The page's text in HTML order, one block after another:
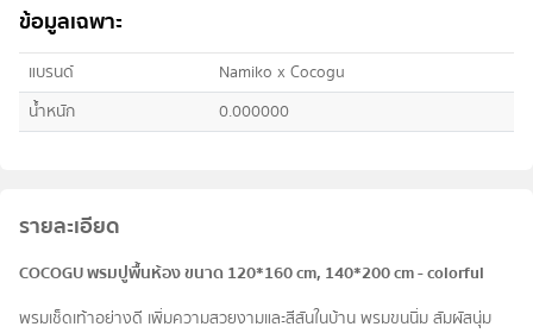
ข้อมูลเฉพาะ
แบรนด์
Namiko x Cocogu
น้ำหนัก
0.000000
รายละเอียด
COCOGU พรมปูพื้นห้อง ขนาด 120*160 cm, 140*200 cm - colorful
พรมเช็ดเท้าอย่างดี เพิ่มความสวยงามและสีสันในบ้าน พรมขนนิ่ม สัมผัสนุ่ม